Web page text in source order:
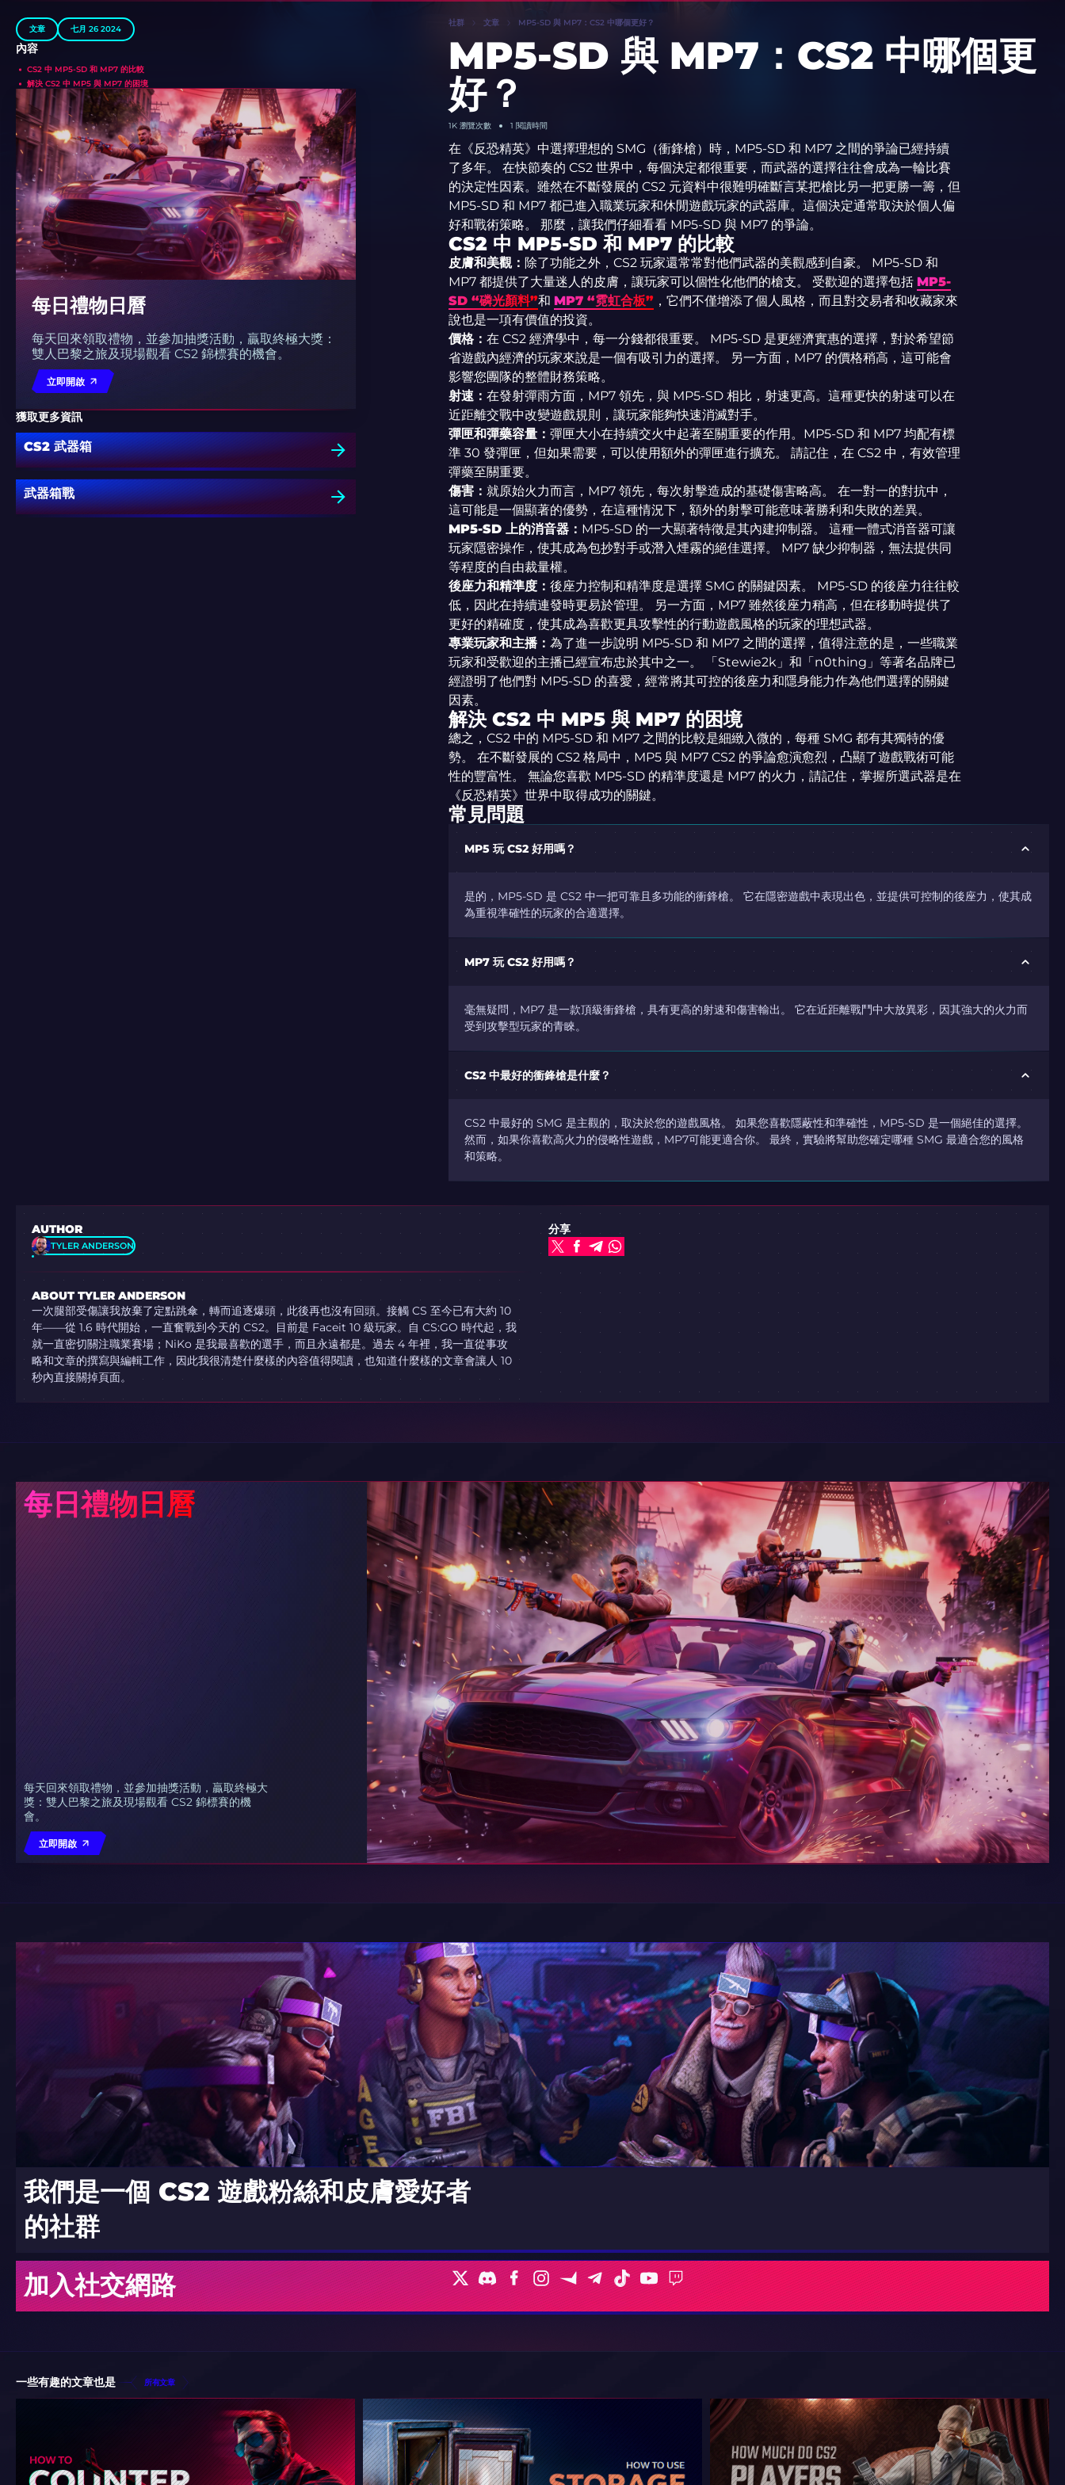
文章 七月 26 2024
內容
CS2 中 MP5-SD 和 MP7 的比較
解決 CS2 中 MP5 與 MP7 的困境
每日禮物日曆
每天回來領取禮物，並參加抽獎活動，贏取終極大獎：
雙人巴黎之旅及現場觀看 CS2 錦標賽的機會。
立即開啟
獲取更多資訊
CS2 武器箱
武器箱戰
社群 文章 MP5-SD 與 MP7：CS2 中哪個更好？
MP5-SD 與 MP7：CS2 中哪個更
好？
1K瀏覽次數 1 閱讀時間
在《反恐精英》中選擇理想的 SMG（衝鋒槍）時，MP5-SD 和 MP7 之間的爭論已經持續
了多年。 在快節奏的 CS2 世界中，每個決定都很重要，而武器的選擇往往會成為一輪比賽
的決定性因素。雖然在不斷發展的 CS2 元資料中很難明確斷言某把槍比另一把更勝一籌，但
MP5-SD 和 MP7 都已進入職業玩家和休閒遊戲玩家的武器庫。這個決定通常取決於個人偏
好和戰術策略。 那麼，讓我們仔細看看 MP5-SD 與 MP7 的爭論。
CS2 中 MP5-SD 和 MP7 的比較
皮膚和美觀： 除了功能之外，CS2 玩家還常常對他們武器的美觀感到自豪。 MP5-SD 和
MP7 都提供了大量迷人的皮膚，讓玩家可以個性化他們的槍支。 受歡迎的選擇包括 MP5-
SD “磷光顏料”和 MP7 “霓虹合板”，它們不僅增添了個人風格，而且對交易者和收藏家來
說也是一項有價值的投資。
價格： 在 CS2 經濟學中，每一分錢都很重要。 MP5-SD 是更經濟實惠的選擇，對於希望節
省遊戲內經濟的玩家來說是一個有吸引力的選擇。 另一方面，MP7 的價格稍高，這可能會
影響您團隊的整體財務策略。
射速： 在發射彈雨方面，MP7 領先，與 MP5-SD 相比，射速更高。這種更快的射速可以在
近距離交戰中改變遊戲規則，讓玩家能夠快速消滅對手。
彈匣和彈藥容量： ​​彈匣大小在持續交火中起著至關重要的作用。MP5-SD 和 MP7 均配有標
準 30 發彈匣，但如果需要，可以使用額外的彈匣進行擴充。 請記住，在 CS2 中，有效管理
彈藥至關重要。
傷害： 就原始火力而言，MP7 領先，每次射擊造成的基礎傷害略高。 在一對一的對抗中，
這可能是一個顯著的優勢，在這種情況下，額外的射擊可能意味著勝利和失敗的差異。
MP5-SD 上的消音器： MP5-SD 的一大顯著特徵是其內建抑制器。 這種一體式消音器可讓
玩家隱密操作，使其成為包抄對手或潛入煙霧的絕佳選擇。 MP7 缺少抑制器，無法提供同
等程度的自由裁量權。
後座力和精準度： 後座力控制和精準度是選擇 SMG 的關鍵因素。 MP5-SD 的後座力往往較
低，因此在持續連發時更易於管理。 另一方面，MP7 雖然後座力稍高，但在移動時提供了
更好的精確度，使其成為喜歡更具攻擊性的行動遊戲風格的玩家的理想武器。
專業玩家和主播： 為了進一步說明 MP5-SD 和 MP7 之間的選擇，值得注意的是，一些職業
玩家和受歡迎的主播已經宣布忠於其中之一。 「Stewie2k」和「n0thing」等著名品牌已
經證明了他們對 MP5-SD 的喜愛，經常將其可控的後座力和隱身能力作為他們選擇的關鍵
因素。
解決 CS2 中 MP5 與 MP7 的困境
總之，CS2 中的 MP5-SD 和 MP7 之間的比較是細緻入微的，每種 SMG 都有其獨特的優
勢。 在不斷發展的 CS2 格局中，MP5 與 MP7 CS2 的爭論愈演愈烈，凸顯了遊戲戰術可能
性的豐富性。 無論您喜歡 MP5-SD 的精準度還是 MP7 的火力，請記住，掌握所選武器是在
《反恐精英》世界中取得成功的關鍵。
常見問題
MP5 玩 CS2 好用嗎？
是的，MP5-SD 是 CS2 中一把可靠且多功能的衝鋒槍。 它在隱密遊戲中表現出色，並提供可控制的後座力，使其成
為重視準確性的玩家的合適選擇。
MP7 玩 CS2 好用嗎？
毫無疑問，MP7 是一款頂級衝鋒槍，具有更高的射速和傷害輸出。 它在近距離戰鬥中大放異彩，因其強大的火力而
受到攻擊型玩家的青睞。
CS2 中最好的衝鋒槍是什麼？
CS2 中最好的 SMG 是主觀的，取決於您的遊戲風格。 如果您喜歡隱蔽性和準確性，MP5-SD 是一個絕佳的選擇。
然而，如果你喜歡高火力的侵略性遊戲，MP7可能更適合你。 最終，實驗將幫助您確定哪種 SMG 最適合您的風格
和策略。
AUTHOR
TYLER ANDERSON
ABOUT TYLER ANDERSON
一次腿部受傷讓我放棄了定點跳傘，轉而追逐爆頭，此後再也沒有回頭。接觸 CS 至今已有大約 10
年——從 1.6 時代開始，一直奮戰到今天的 CS2。目前是 Faceit 10 級玩家。自 CS:GO 時代起，我
就一直密切關注職業賽場；NiKo 是我最喜歡的選手，而且永遠都是。過去 4 年裡，我一直從事攻
略和文章的撰寫與編輯工作，因此我很清楚什麼樣的內容值得閱讀，也知道什麼樣的文章會讓人 10
秒內直接關掉頁面。
分享
每日禮物日曆
每天回來領取禮物，並參加抽獎活動，贏取終極大
獎：雙人巴黎之旅及現場觀看 CS2 錦標賽的機
會。
立即開啟
我們是一個 CS2 遊戲粉絲和皮膚愛好者
的社群
加入社交網路
一些有趣的文章也是 所有文章